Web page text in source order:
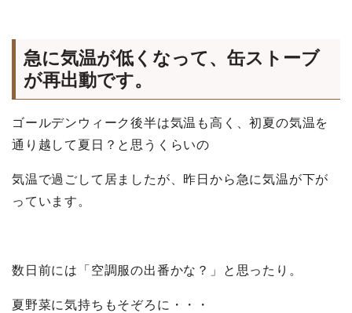
急に気温が低くなって、缶ストーブ
が再出動です。
ゴールデンウィーク後半は気温も高く、初夏の気温を
通り越して夏日？と思うくらいの
気温で過ごして居ましたが、昨日から急に気温が下が
っています。
数日前には「空調服の出番かな？」と思ったり。
夏野菜に気持ちもそぞろに・・・